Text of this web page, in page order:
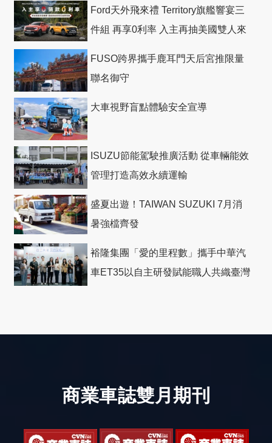
Ford天外飛來禮 Territory旗艦響宴三
件組 再享0利率 入主再抽美國雙人來
FUSO跨界攜手鹿耳門天后宮推限量
聯名御守
大車視野盲點體驗安全宣導
ISUZU節能駕駛推廣活動 從車輛能效
管理打造高效永續運輸
盛夏出遊！TAIWAN SUZUKI 7月消
暑強檔齊發
裕隆集團「愛的里程數」攜手中華汽
車ET35以自主研發賦能職人共織臺灣
商業車誌雙月期刊